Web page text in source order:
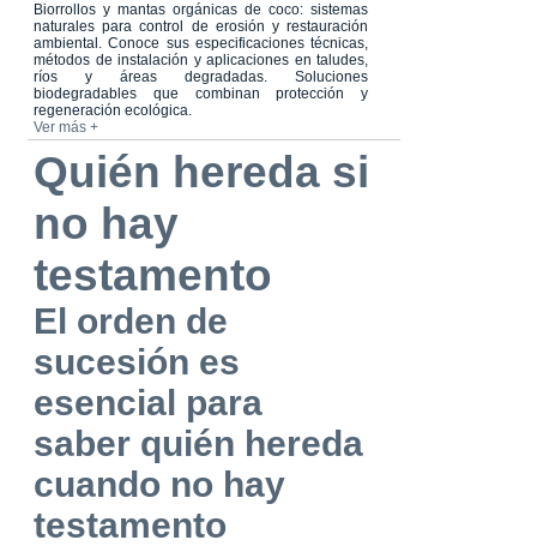
Biorrollos y mantas orgánicas de coco: sistemas
naturales para control de erosión y restauración
ambiental. Conoce sus especificaciones técnicas,
métodos de instalación y aplicaciones en taludes,
ríos y áreas degradadas. Soluciones
biodegradables que combinan protección y
regeneración ecológica.
Ver más +
Quién hereda si
no hay
testamento
El orden de
sucesión es
esencial para
saber quién hereda
cuando no hay
testamento